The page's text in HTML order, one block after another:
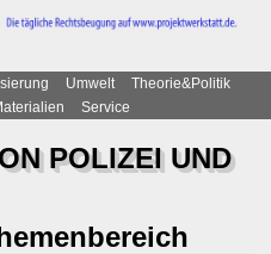
Umwelt
Theorie&Politik
Service
POLIZEI UND